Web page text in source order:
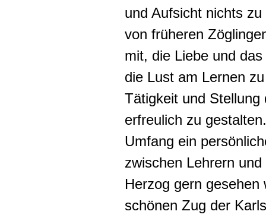
und Aufsicht nichts
von früheren
mit, die Liebe und
die Lust am Lernen
Tätigkeit und Stellung
erfreulich zu
Umfang ein
zwischen Lehrern
Herzog gern
schönen Zug der